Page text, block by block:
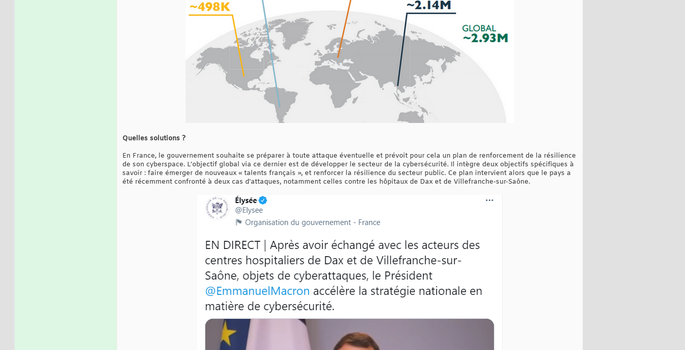
Quelles solutions ?
En France, le gouvernement souhaite se préparer à toute attaque éventuelle et prévoit pour cela un plan de renforcement de la résilience
de son cyberspace. L’objectif global via ce dernier est de développer le secteur de la cybersécurité. Il intègre deux objectifs spécifiques à
savoir : faire émerger de nouveaux « talents français », et renforcer la résilience du secteur public. Ce plan intervient alors que le pays a
été récemment confronté à deux cas d'attaques, notamment celles contre les hôpitaux de Dax et de Villefranche-sur-Saône.